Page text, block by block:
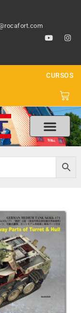
Y
o
u
b
e
I
n
a
g
r
m
CURSOS